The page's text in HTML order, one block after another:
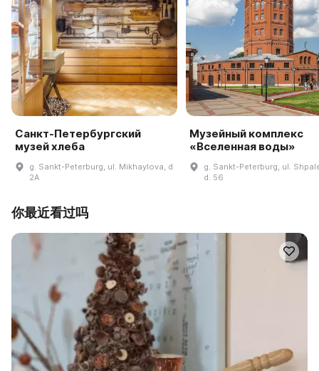
Санкт-Петербургский
музей хлеба
g. Sankt-Peterburg, ul. Mikhaylova, d
2A
Музейный комплекс
«Вселенная воды»
g. Sankt-Peterburg, ul.
d. 56
你最近看过吗